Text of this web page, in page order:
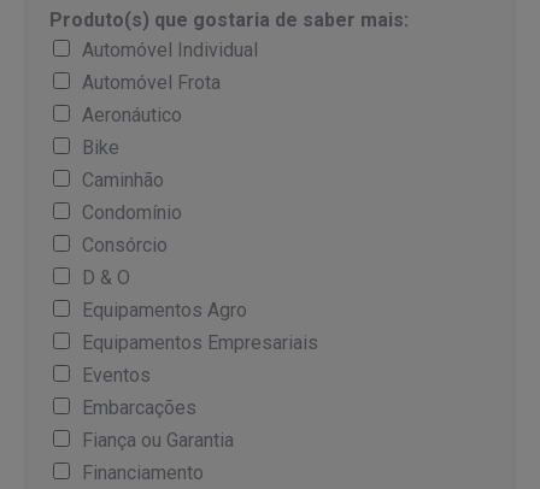
Produto(s) que gostaria de saber mais:
Automóvel Individual
Automóvel Frota
Aeronáutico
Bike
Caminhão
Condomínio
Consórcio
D & O
Equipamentos Agro
Equipamentos Empresariais
Eventos
Embarcações
Fiança ou Garantia
Financiamento